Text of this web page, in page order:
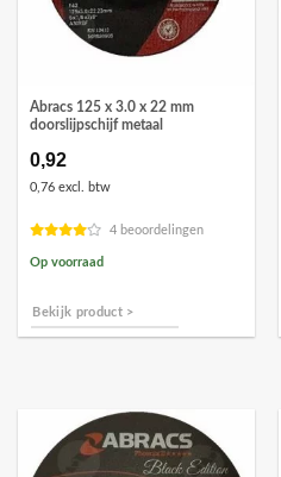
Abracs 125 x 3.0 x 22 mm
doorslijpschijf metaal
0,92
0,76 excl. btw
4 beoordelingen
Op voorraad
Bekijk product >